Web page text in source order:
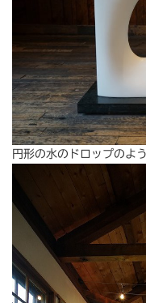
円形の水のドロップのよ